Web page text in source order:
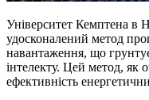
Університет Кемптена в
удосконалений метод
навантаження, що
інтелекту. Цей метод, як
ефективність